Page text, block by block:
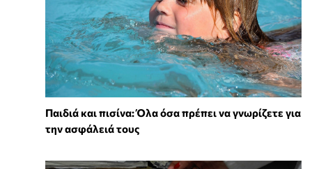
Παιδιά και πισίνα: Όλα όσα πρέπει να γνωρίζετε για
την ασφάλειά τους